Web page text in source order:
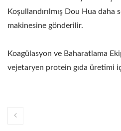
Koşullandırılmış Dou Hua
makinesine gönderilir.
Koagülasyon ve Baharatlama
vejetaryen protein gıda üretimi